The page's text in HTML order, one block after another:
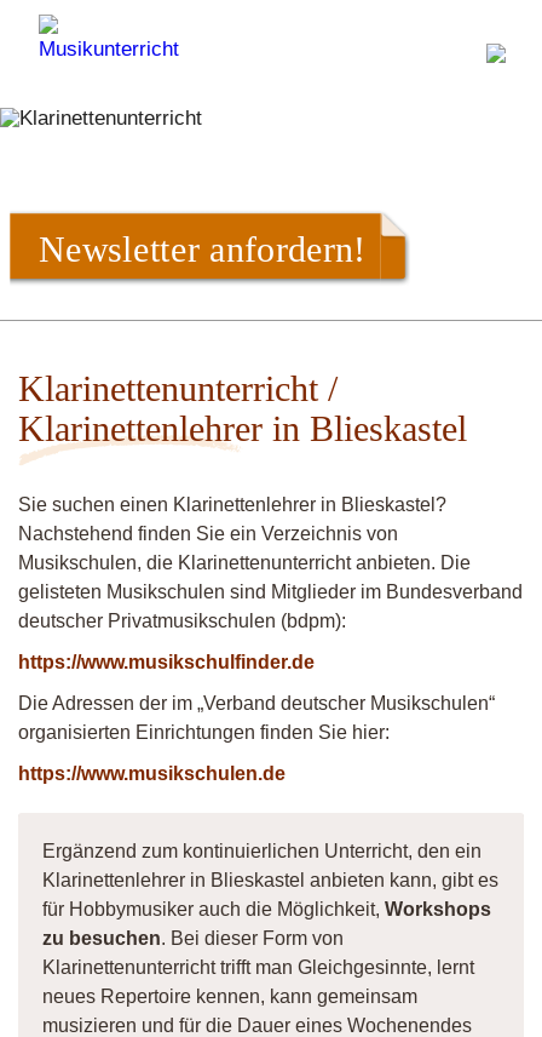
Newsletter anfordern!
Klarinettenunterricht /
Klarinettenlehrer in Blieskastel
Sie suchen einen Klarinettenlehrer in Blieskastel?
Nachstehend finden Sie ein Verzeichnis von
Musikschulen, die Klarinettenunterricht anbieten. Die
gelisteten Musikschulen sind Mitglieder im Bundesverband
deutscher Privatmusikschulen (bdpm):
https://www.musikschulfinder.de
Die Adressen der im „Verband deutscher Musikschulen“
organisierten Einrichtungen finden Sie hier:
https://www.musikschulen.de
Ergänzend zum kontinuierlichen Unterricht, den ein
Klarinettenlehrer in Blieskastel anbieten kann, gibt es
für Hobbymusiker auch die Möglichkeit, Workshops
zu besuchen. Bei dieser Form von
Klarinettenunterricht trifft man Gleichgesinnte, lernt
neues Repertoire kennen, kann gemeinsam
musizieren und für die Dauer eines Wochenendes